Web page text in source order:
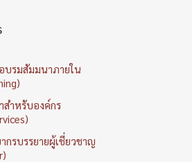
บรมสัมมนาภายใน
สำหรับองค์กร
กรบรรยายผู้เชี่ยวชาญ